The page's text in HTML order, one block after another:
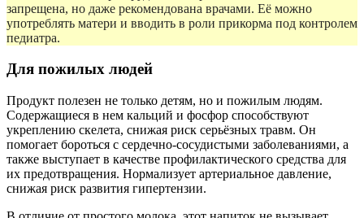
запрещена, но даже рекомендована врачами. Её можно
употреблять матери и вводить в роли прикорма под контролем
педиатра.
Для пожилых людей
Продукт полезен не только детям, но и пожилым людям.
Содержащиеся в нем кальций и фосфор способствуют
укреплению скелета, снижая риск серьёзных травм. Он
помогает бороться с сердечно-сосудистыми заболеваниями, а
также выступает в качестве профилактического средства для
их предотвращения. Нормализует артериальное давление,
снижая риск развития гипертензии.